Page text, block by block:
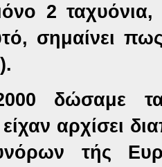
2
σημαίνει
δώσαμε τα
αρχίσει
τής